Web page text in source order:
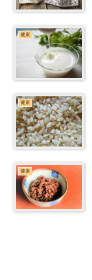
健康
健康
健康